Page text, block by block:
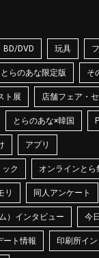
BD/DVD 玩具
とらのあな限定版 そ
ト展 店舗フェア・
とらのあな×韓国
アプリ
ク オンラインとら
リ 同人アンケート
）インタビュー 今
ート情報 印刷所イ